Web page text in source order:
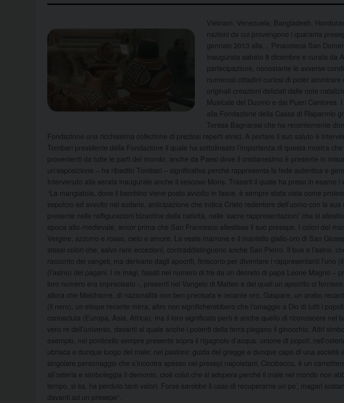
Vietnam, Venezuela, Bangladesh,
nazioni da cui provengono i quaranta
gennaio 2013 alla…
Pinacoteca San
inaugurata sabato 8 dicembre e curata da
partecipazione, nonostante le avverse
numerosi cittadini curiosi di poter ammirare
originali creazioni deliziati dalle note
Musicale del Duomo e dai Pueri Cantores.
alla Fondazione della Cassa di Risparmio
Teresa Bagnaresi che ha recentemente
Fondazione una ricchissima collezione di preziosi reperti etnici. A portare il suo saluto è
Tombari presidente della Fondazione il quale ha sottolineato l’importanza di questa mostra
provenienti da tutte le parti del mondo, anche da Paesi dove il cristianesimo è presente in
un’esposizione – ha ribadito Tombari – significativa perché rappresenta la fede autentica e
Intervenuto alla serata inaugurale anche il vescovo Mons. Trasarti il quale ha preso in esame i
“La mangiatoia, dove il bambino viene posto avvolto in fasce, è sempre stata vista come
sepolcro ed avvolto nel sudario, anticipazione che indica Cristo redentore dell’uomo con la
presente nelle raffigurazioni bizantine della natività, nelle ‘sacre rappresentazioni’ che si
epoca alto-medievale, ancor prima che San Francesco allestisse il suo presepe. I colori del
Vergine, azzurro e rosso, cielo e amore. La veste marrone e il mantello giallo-oro di San
stessi colori che, salvo rare eccezioni, contraddistinguono anche San Pietro. Il bue e l’asino,
racconto dei vangeli, ma derivano dagli apocrifi, finiscono per diventare i rappresentanti l’uno
(l’asino) dei pagani. I re magi, fissati nel numero di tre da un decreto di papa Leone Magno –
loro numero era imprecisato -, presenti nel Vangelo di Matteo e dei quali un apocrifo ci
allora che Melchiorre, di nazionalità non ben precisata e recante oro, Gaspare, un arabo
(il nero), un etiope recante mirra, altro non significherebbero che l’omaggio a Dio di tutti i
conosciuta (Europa, Asia, Africa); ma il loro significato però è anche quello di riconoscere nel
vero re dell’universo, davanti al quale anche i potenti della terra piegano il ginocchio. Altri
esempio, nel ponticello sempre presente sopra il rigagnolo d’acqua: unione di popoli;
ubriaca e dunque luogo del male; nel pastore: guida del gregge e dunque capo di una società
singolare personaggio che s’incontra spesso nei presepi napoletani: Ciccibacco, è un
all’osteria e simboleggia il demonio, cioè colui che si adopera perché il male nel mondo non
tempo, si sa, ha perduto tanti valori. Forse sarebbe il caso di recuperarne un po’, magari
davanti ad un presepe”.